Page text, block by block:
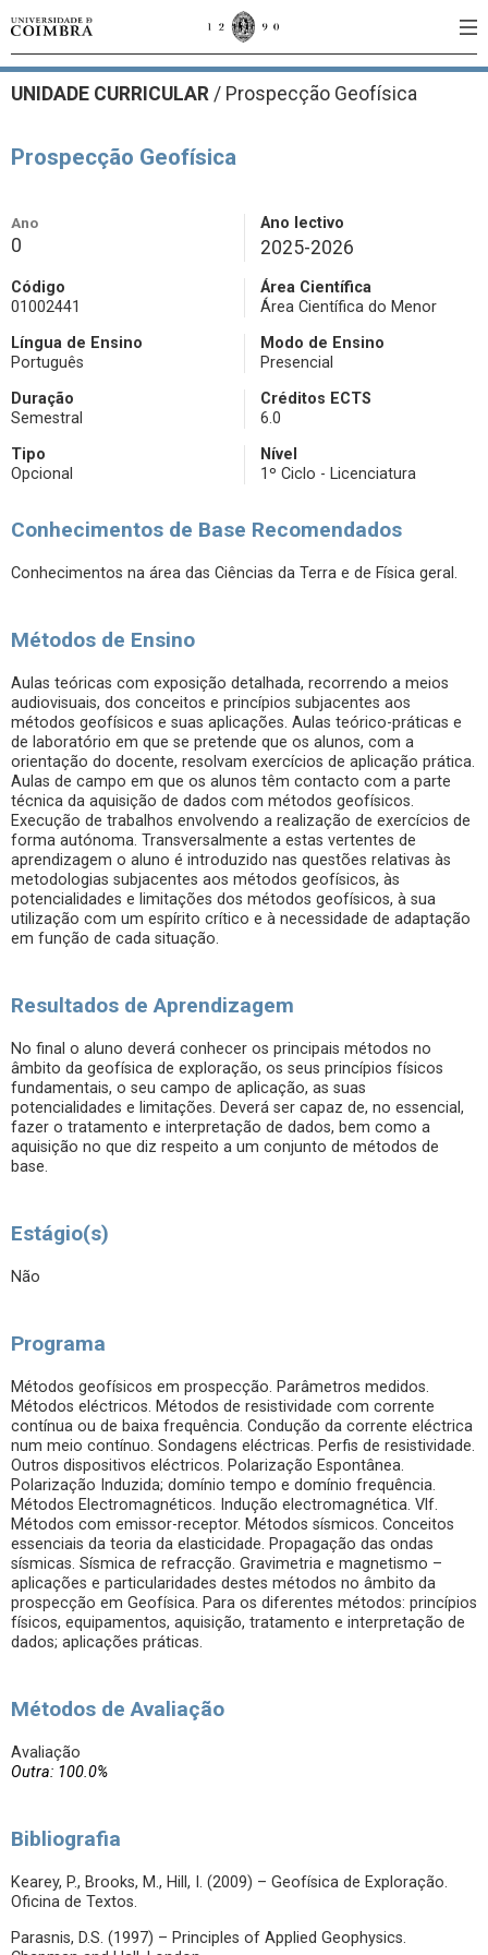
UNIDADE CURRICULAR / Prospecção Geofísica
Prospecção Geofísica
Ano
0
Ano lectivo
2025-2026
Código
01002441
Área Científica
Área Científica do Menor
Língua de Ensino
Português
Modo de Ensino
Presencial
Duração
Semestral
Créditos ECTS
6.0
Tipo
Opcional
Nível
1º Ciclo - Licenciatura
Conhecimentos de Base Recomendados
Conhecimentos na área das Ciências da Terra e de Física geral.
Métodos de Ensino
Aulas teóricas com exposição detalhada, recorrendo a meios
audiovisuais, dos conceitos e princípios subjacentes aos
métodos geofísicos e suas aplicações. Aulas teórico-práticas e
de laboratório em que se pretende que os alunos, com a
orientação do docente, resolvam exercícios de aplicação prática.
Aulas de campo em que os alunos têm contacto com a parte
técnica da aquisição de dados com métodos geofísicos.
Execução de trabalhos envolvendo a realização de exercícios de
forma autónoma. Transversalmente a estas vertentes de
aprendizagem o aluno é introduzido nas questões relativas às
metodologias subjacentes aos métodos geofísicos, às
potencialidades e limitações dos métodos geofísicos, à sua
utilização com um espírito crítico e à necessidade de adaptação
em função de cada situação.
Resultados de Aprendizagem
No final o aluno deverá conhecer os principais métodos no
âmbito da geofísica de exploração, os seus princípios físicos
fundamentais, o seu campo de aplicação, as suas
potencialidades e limitações. Deverá ser capaz de, no essencial,
fazer o tratamento e interpretação de dados, bem como a
aquisição no que diz respeito a um conjunto de métodos de
base.
Estágio(s)
Não
Programa
Métodos geofísicos em prospecção. Parâmetros medidos.
Métodos eléctricos. Métodos de resistividade com corrente
contínua ou de baixa frequência. Condução da corrente eléctrica
num meio contínuo. Sondagens eléctricas. Perfis de resistividade.
Outros dispositivos eléctricos. Polarização Espontânea.
Polarização Induzida; domínio tempo e domínio frequência.
Métodos Electromagnéticos. Indução electromagnética. Vlf.
Métodos com emissor-receptor. Métodos sísmicos. Conceitos
essenciais da teoria da elasticidade. Propagação das ondas
sísmicas. Sísmica de refracção. Gravimetria e magnetismo –
aplicações e particularidades destes métodos no âmbito da
prospecção em Geofísica. Para os diferentes métodos: princípios
físicos, equipamentos, aquisição, tratamento e interpretação de
dados; aplicações práticas.
Métodos de Avaliação
Avaliação
Outra: 100.0%
Bibliografia
Kearey, P., Brooks, M., Hill, I. (2009) – Geofísica de Exploração.
Oficina de Textos.
Parasnis, D.S. (1997) – Principles of Applied Geophysics.